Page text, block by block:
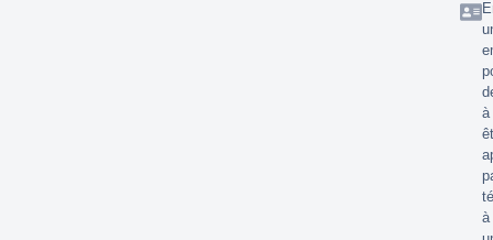
à
à